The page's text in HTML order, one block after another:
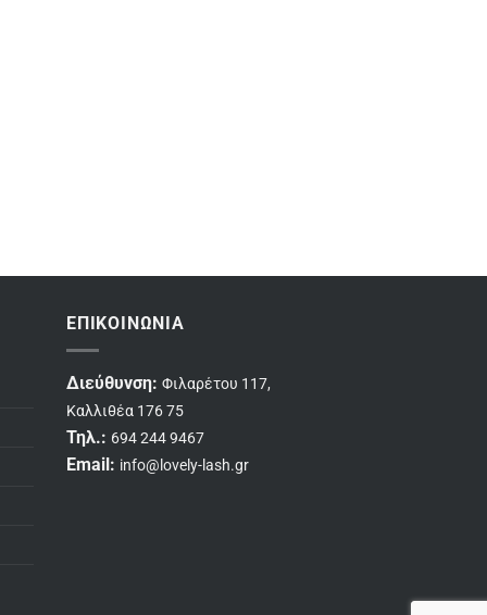
ΕΠΙΚΟΙΝΩΝΊΑ
Διεύθυνση: Φιλαρέτου 117,
Καλλιθέα 176 75
Τηλ.: 694 244 9467
Email: info@lovely-lash.gr